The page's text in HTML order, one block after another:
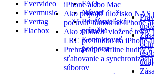
iPhone alebo Mac
Ako pripojiť úložisko NAS
počúvať hudbu na iPhone
Ako zobraziť vložené texty
LRC pre hudbu na iPhone
Prehrávanie offline hudby
sťahovanie a
súborov
Evervideo
Evermusic
Evertag
Flacbox
FAQ
Návod
Používateľská
príručka
Kontaktovať
podporu